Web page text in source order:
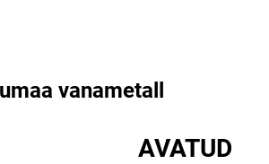
vanametall
AVATUD